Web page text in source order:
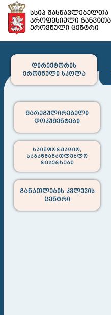
დირექტორის
ეროვნული სკოლა
მარეგულირებელი
დოკუმენტები
საინფორმაციო,
საგანმანათლებლო
რესურსები
განათლების კვლევის
ცენტრი